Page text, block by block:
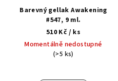
Barevný gellak Awakening
#547, 9 ml.
510 Kč / ks
Momentálně nedostupné
(>5 ks)